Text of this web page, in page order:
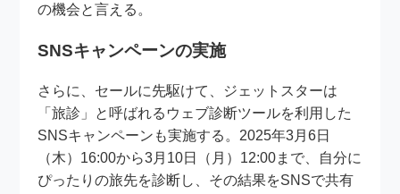
の機会と言える。
SNSキャンペーンの実施
さらに、セールに先駆けて、ジェットスターは
「旅診」と呼ばれるウェブ診断ツールを利用した
SNSキャンペーンも実施する。2025年3月6日
（木）16:00から3月10日（月）12:00まで、自分に
ぴったりの旅先を診断し、その結果をSNSで共有